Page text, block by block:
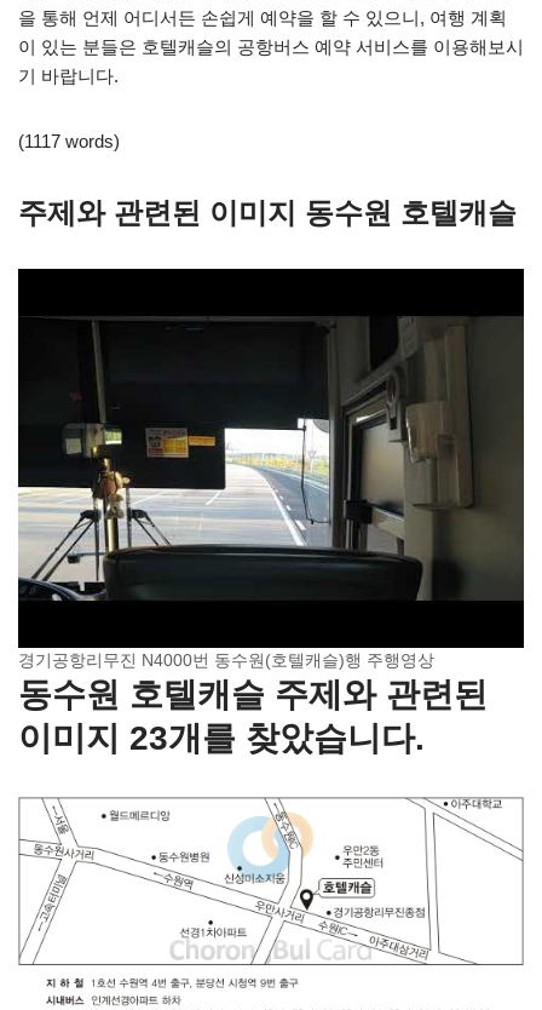
을 통해 언제 어디서든 손쉽게 예약을 할 수 있으니, 여행 계획
이 있는 분들은 호텔캐슬의 공항버스 예약 서비스를 이용해보시
기 바랍니다.
(1117 words)
주제와 관련된 이미지 동수원 호텔캐슬
경기공항리무진 N4000번 동수원(호텔캐슬)행 주행영상
동수원 호텔캐슬 주제와 관련된
이미지 23개를 찾았습니다.